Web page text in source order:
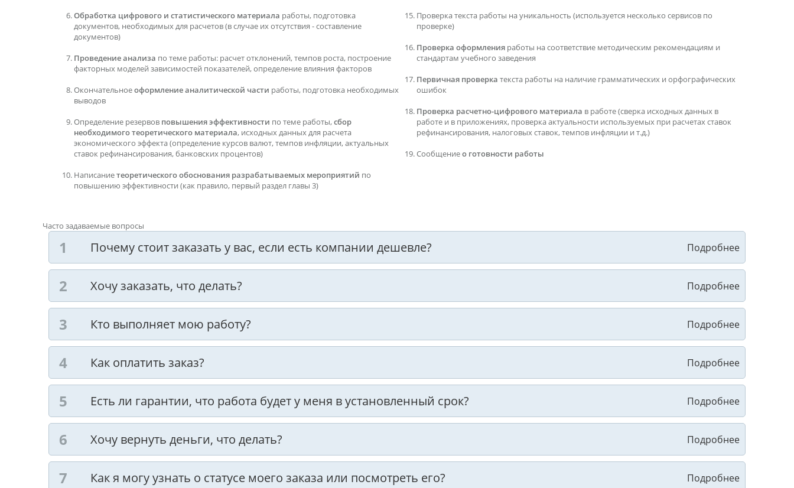
Обработка цифрового и статистического материала работы, подготовка
документов, необходимых для расчетов (в случае их отсутствия - составление
документов)
Проведение анализа по теме работы: расчет отклонений, темпов роста, построение
факторных моделей зависимостей показателей, определение влияния факторов
Окончательноеоформление аналитической части работы, подготовка необходимых
выводов
Определение резервов повышения эффективности по теме работы,сбор
необходимого теоретического материала, исходных данных для расчета
экономического эффекта (определение курсов валют, темпов инфляции, актуальных
ставок рефинансирования, банковских процентов)
Написаниетеоретического обоснования разрабатываемых мероприятий по
повышению эффективности (как правило, первый раздел главы 3)
Проверка текста работы на уникальность (используется несколько сервисов по
проверке)
Проверка оформления работы на соответствие методическим рекомендациям и
стандартам учебного заведения
Первичная проверка текста работы на наличие грамматических и орфографических
ошибок
Проверка расчетно-цифрового материала в работе (сверка исходных данных в
работе и в приложениях, проверка актуальности используемых при расчетах ставок
рефинансирования, налоговых ставок, темпов инфляции и т.д.)
Сообщениео готовности работы
Часто задаваемые вопросы
Почему стоит заказать у вас, если есть компании дешевле?
Хочу заказать, что делать?
Кто выполняет мою работу?
Как оплатить заказ?
Есть ли гарантии, что работа будет у меня в установленный срок?
Хочу вернуть деньги, что делать?
Как я могу узнать о статусе моего заказа или посмотреть его?